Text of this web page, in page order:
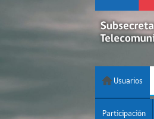
Usuarios
Participación